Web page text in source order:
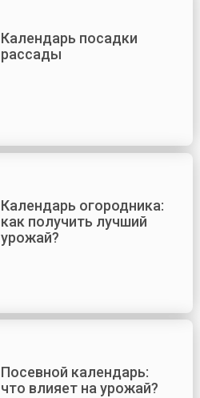
Календарь посадки
рассады
Календарь огородника:
как получить лучший
урожай?
Посевной календарь:
что влияет на урожай?